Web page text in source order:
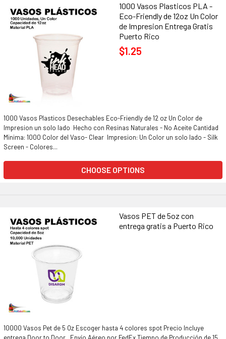
1000 Vasos Plasticos PLA -
Eco-Friendly de 12oz Un Color
de Impresion Entrega Gratis
Puerto Rico
$1.25
1000 Vasos Plasticos Desechables Eco-Friendly de 12 oz Un Color de
Impresion un solo lado Hecho con Resinas Naturales - No Aceite Cantidad
Minima: 1000 Color del Vaso- Clear Impresion: Un Color un solo lado - Silk
Screen - Colores...
CHOOSE OPTIONS
Vasos PET de 5oz con
entrega gratis a Puerto Rico
10000 Vasos Pet de 5 Oz Escoger hasta 4 colores spot Precio Incluye